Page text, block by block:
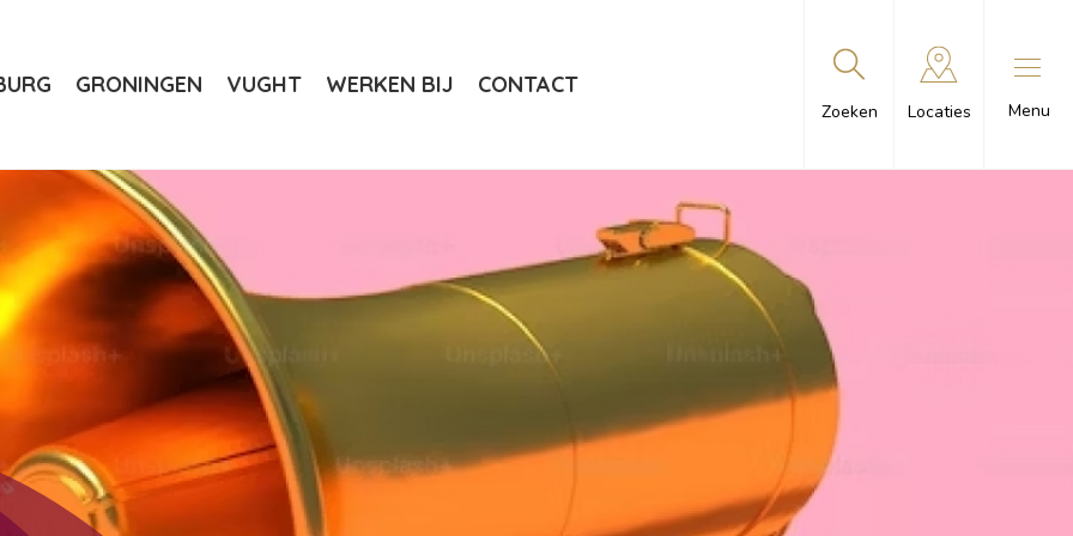
GRONINGEN VUGHT WERKEN BIJ CONTACT
Zoeken Locaties Menu